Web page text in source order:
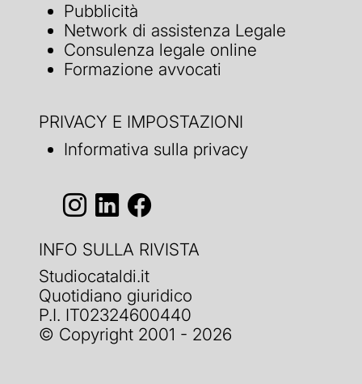
Pubblicità
Network di assistenza Legale
Consulenza legale online
Formazione avvocati
PRIVACY E IMPOSTAZIONI
Informativa sulla privacy
INFO SULLA RIVISTA
Studiocataldi.it
Quotidiano giuridico
P.I. IT02324600440
© Copyright 2001 - 2026